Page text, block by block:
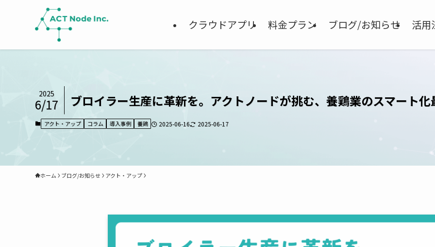
クラウドアプリ 料金プラン ブログ/お知らせ 活用
ブロイラー生産に革新を。アクトノードが挑む、養鶏業のスマート化
2025
6/17
アクト・アップ コラム 導入事例 養鶏 2025-06-16 2025-06-17
ホーム ブログ/お知らせ アクト・アップ